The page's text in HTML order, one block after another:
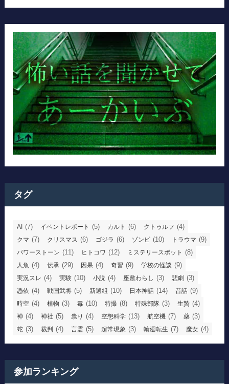
タグ
AI (7) イベントレポート (5) カルト (6) クトゥルフ (4)
クマ (7) クリスマス (6) ゴジラ (6) ゾンビ (10) トラウマ (9)
パワーストーン (11) ヒトコワ (12) ミステリースポット (8)
人魚 (4) 伝承 (29) 因果 (4) 奇習 (9) 学校の怪談 (9)
実況スレ (4) 実験 (10) 小説 (4) 座敷わらし (3) 悲劇 (3)
憑依 (4) 戦国武将 (5) 新選組 (10) 日本神話 (14) 昔話 (9)
時空 (4) 植物 (3) 毒 (10) 特撮 (8) 特殊部隊 (3) 生贄 (4)
神 (4) 神社 (5) 祟り (4) 空想科学 (13) 航空機 (7) 薬 (3)
蛇 (3) 裁判 (4) 言霊 (5) 超常現象 (3) 輪廻転生 (7) 魔女 (4)
参加ランキング